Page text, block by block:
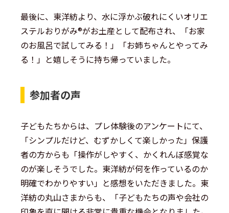
最後に、東洋紡より、水に浮かぶ破れにくいオリエ
ステルおりがみ®がお土産として配布され、「お家
のお風呂で試してみる！」「お姉ちゃんとやってみ
る！」と嬉しそうに持ち帰っていました。
参加者の声
子どもたちからは、プレ体験後のアンケートにて、
「シンプルだけど、むずかしくて楽しかった」保護
者の方からも「操作がしやすく、かくれんぼ感覚な
のが楽しそうでした。東洋紡が何を作っているのか
明確でわかりやすい」と感想をいただきました。東
洋紡の丸山さまからも、「子どもたちの声や会社の